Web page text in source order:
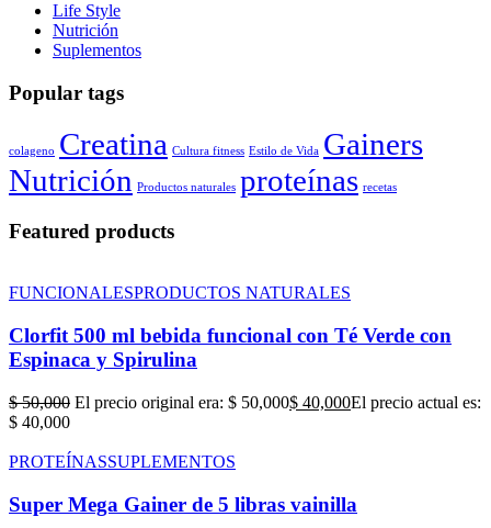
Life Style
Nutrición
Suplementos
Popular tags
colageno Creatina Cultura fitness Estilo de Vida Gainers
Nutrición Productos naturales proteínas recetas
Featured products
FUNCIONALESPRODUCTOS NATURALES
Clorfit 500 ml bebida funcional con Té Verde con
Espinaca y Spirulina
$50,000 El precio original era: $ 50,000$ 40,000El precio actual es:
$ 40,000
PROTEÍNASSUPLEMENTOS
Super Mega Gainer de 5 libras vainilla